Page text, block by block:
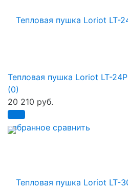
избранное сравнить
Тепловая пушка Loriot LT-24P
(0)
20 210 руб.